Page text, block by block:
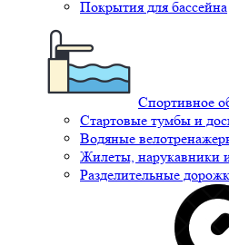
Покрытия для бассейна
Спортивное
Стартовые тумбы и
Водяные
Жилеты, нарукавники
Разделительные